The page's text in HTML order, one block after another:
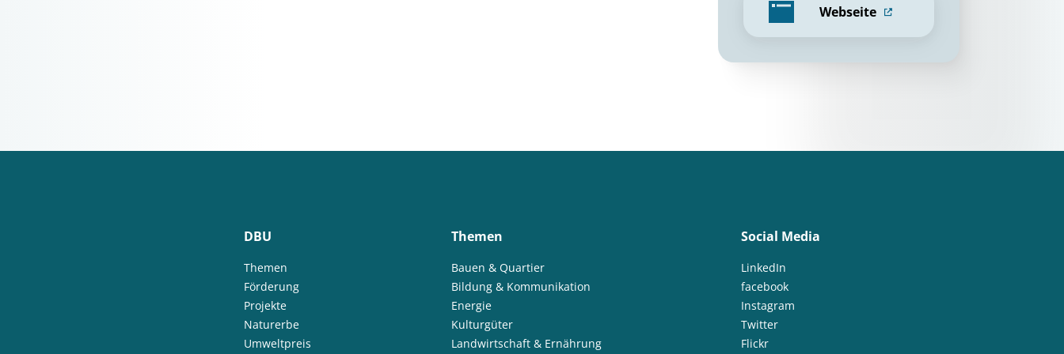
Webseite
DBU
Themen
Förderung
Projekte
Naturerbe
Umweltpreis
Themen
Bauen & Quartier
Bildung & Kommunikation
Energie
Kulturgüter
Landwirtschaft & Ernährung
Social Media
LinkedIn
facebook
Instagram
Twitter
Flickr